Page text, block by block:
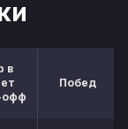
в
офф
Побед